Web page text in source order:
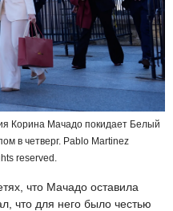
Корина Мачадо покидает Белый
в четверг. Pablo Martinez
reserved.
что Мачадо оставила
что для него было честью